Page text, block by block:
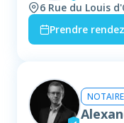
6 Rue du Louis
Prendre
NOTAIRE